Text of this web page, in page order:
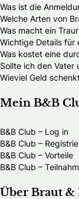
Was ist die
Welche Arten von
Was macht ein
Wichtige Details für
Was kostet eine
Sollte ich den Vater
Wieviel Geld
Mein B&B
B&B Club – Log in
B&B Club –
B&B Club – Vorteile
B&B Club –
Über Braut &